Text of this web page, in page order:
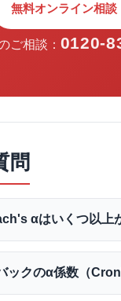
無料オンライン相談
ご相談： 0120-
問
αはいくつ以上
ックのα係数（